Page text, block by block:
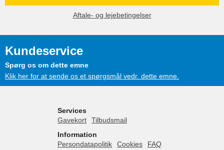
Aftale- og lejebetingelser
Kundeservice
Spørg os om dette emne
Klik her for at sende os et spørgsmål vedr. dette emne.
Services
Gavekort
Tilbudsmail
Information
Persondatapolitik
Cookies FAQ